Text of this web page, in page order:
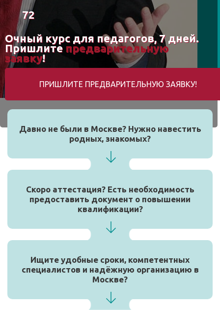
72
Очный курс для педагогов, 7 дней.
Пришлите предварительную
заявку!
ПРИШЛИТЕ ПРЕДВАРИТЕЛЬНУЮ ЗАЯВКУ!
Давно не были в Москве? Нужно навестить
родных, знакомых?
Скоро аттестация? Есть необходимость
предоставить документ о повышении
квалификации?
Ищите удобные сроки, компетентных
специалистов и надёжную организацию в
Москве?